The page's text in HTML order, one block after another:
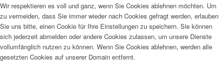
Wir respektieren es voll und ganz, wenn Sie Cookies ablehnen möchten. Um
zu vermeiden, dass Sie immer wieder nach Cookies gefragt werden, erlauben
Sie uns bitte, einen Cookie für Ihre Einstellungen zu speichern. Sie können
sich jederzeit abmelden oder andere Cookies zulassen, um unsere Dienste
vollumfänglich nutzen zu können. Wenn Sie Cookies ablehnen, werden alle
gesetzten Cookies auf unserer Domain entfernt.